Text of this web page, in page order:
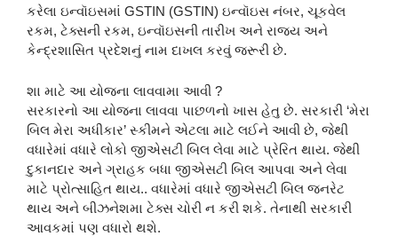
કરેલા ઇન્વૉઇસમાં GSTIN (GSTIN) ઇન્વૉઇસ નંબર, ચૂકવેલ
રકમ, ટેક્સની રકમ, ઇન્વૉઇસની તારીખ અને રાજ્ય અને
કેન્દ્રશાસિત પ્રદેશનું નામ દાખલ કરવું જરૂરી છે.
શા માટે આ યોજના લાવવામા આવી ?
સરકારનો આ યોજના લાવવા પાછળનો ખાસ હેતુ છે. સરકારી ‘મેરા
બિલ મેરા અધીકાર’ સ્કીમને એટલા માટે લઈને આવી છે, જેથી
વધારેમાં વધારે લોકો જીએસટી બિલ લેવા માટે પ્રેરિત થાય. જેથી
દુકાનદાર અને ગ્રાહક બધા જીએસટી બિલ આપવા અને લેવા
માટે પ્રોત્સાહિત થાય.. વધારેમાં વધારે જીએસટી બિલ જનરેટ
થાય અને બીઝનેશમા ટેક્સ ચોરી ન કરી શકે. તેનાથી સરકારી
આવકમાં પણ વધારો થશે.